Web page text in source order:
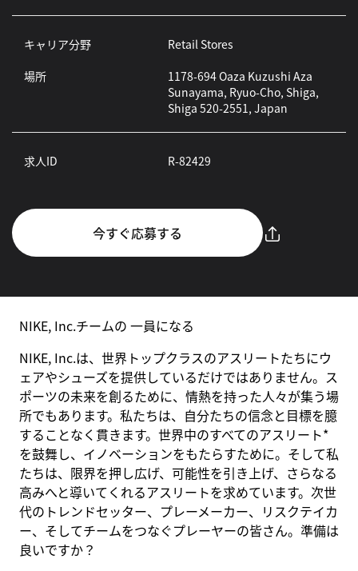
キャリア分野
Retail Stores
場所
1178-694 Oaza Kuzushi Aza
Sunayama, Ryuo-Cho, Shiga,
Shiga 520-2551, Japan
求人ID R-82429
今すぐ応募する
NIKE, Inc.チームの 一員になる
NIKE, Inc.は、世界トップクラスのアスリートたちにウ
ェアやシューズを提供しているだけではありません。ス
ポーツの未来を創るために、情熱を持った人々が集う場
所でもあります。私たちは、自分たちの信念と目標を臆
することなく貫きます。世界中のすべてのアスリート*
を鼓舞し、イノベーションをもたらすために。そして私
たちは、限界を押し広げ、可能性を引き上げ、さらなる
高みへと導いてくれるアスリートを求めています。次世
代のトレンドセッター、プレーメーカー、リスクテイカ
ー、そしてチームをつなぐプレーヤーの皆さん。準備は
良いですか？